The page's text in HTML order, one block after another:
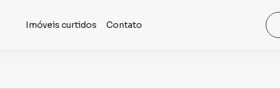
Imóveis curtidos Contato